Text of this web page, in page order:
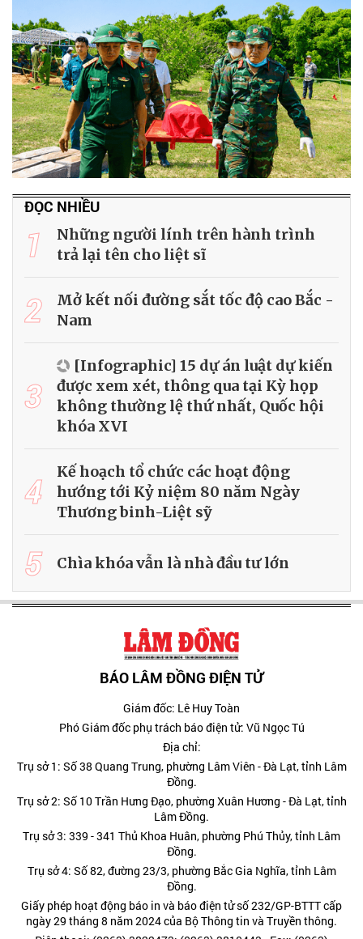
ĐỌC NHIỀU
1
Những người lính trên hành trình
trả lại tên cho liệt sĩ
2
Mở kết nối đường sắt tốc độ cao Bắc -
Nam
3
[Infographic] 15 dự án luật dự kiến
được xem xét, thông qua tại Kỳ họp
không thường lệ thứ nhất, Quốc hội
khóa XVI
4
Kế hoạch tổ chức các hoạt động
hướng tới Kỷ niệm 80 năm Ngày
Thương binh-Liệt sỹ
5 Chìa khóa vẫn là nhà đầu tư lớn
BÁO LÂM ĐỒNG ĐIỆN TỬ
Giám đốc: Lê Huy Toàn
Phó Giám đốc phụ trách báo điện tử: Vũ Ngọc Tú
Địa chỉ:
Trụ sở 1: Số 38 Quang Trung, phường Lâm Viên - Đà Lạt, tỉnh Lâm
Đồng.
Trụ sở 2: Số 10 Trần Hưng Đạo, phường Xuân Hương - Đà Lạt, tỉnh
Lâm Đồng.
Trụ sở 3: 339 - 341 Thủ Khoa Huân, phường Phú Thủy, tỉnh Lâm
Đồng.
Trụ sở 4: Số 82, đường 23/3, phường Bắc Gia Nghĩa, tỉnh Lâm
Đồng.
Giấy phép hoạt động báo in và báo điện tử số 232/GP-BTTT cấp
ngày 29 tháng 8 năm 2024 của Bộ Thông tin và Truyền thông.